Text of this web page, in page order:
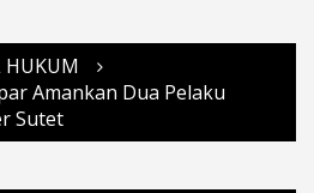
HUKUM
Amankan Dua Pelaku
Sutet